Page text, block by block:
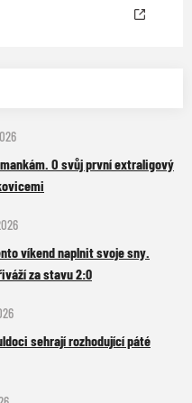
O svůj první extraligový
víkend naplnit svoje sny.
za stavu 2:0
sehrají rozhodující páté